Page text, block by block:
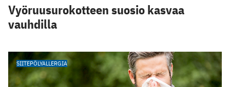
Vyöruusurokotteen suosio kasvaa
vauhdilla
SIITEPÖLYALLERGIA